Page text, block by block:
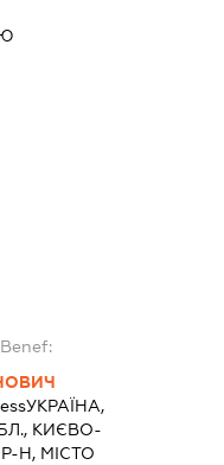
УКРАЇНА,
КИЄВО-
Н, МІСТО